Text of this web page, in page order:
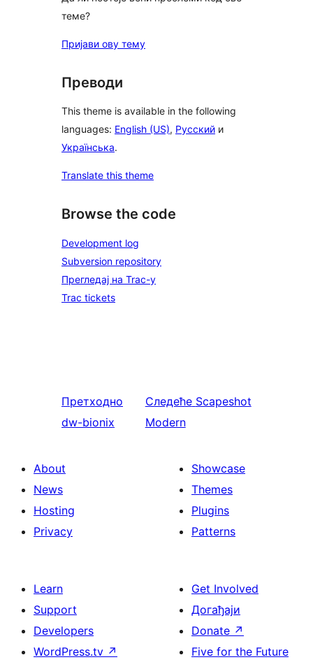
теме?
Пријави ову тему
Преводи
This theme is available in the following
languages: English (US), Русский и
Українська.
Translate this theme
Browse the code
Development log
Subversion repository
Прегледај на Trac-у
Trac tickets
Претходно
dw-bionix
Следеће Scapeshot
Modern
About
News
Hosting
Privacy
Showcase
Themes
Plugins
Patterns
Learn
Support
Developers
WordPress.tv ↗
Get Involved
Догађаји
Donate ↗
Five for the Future